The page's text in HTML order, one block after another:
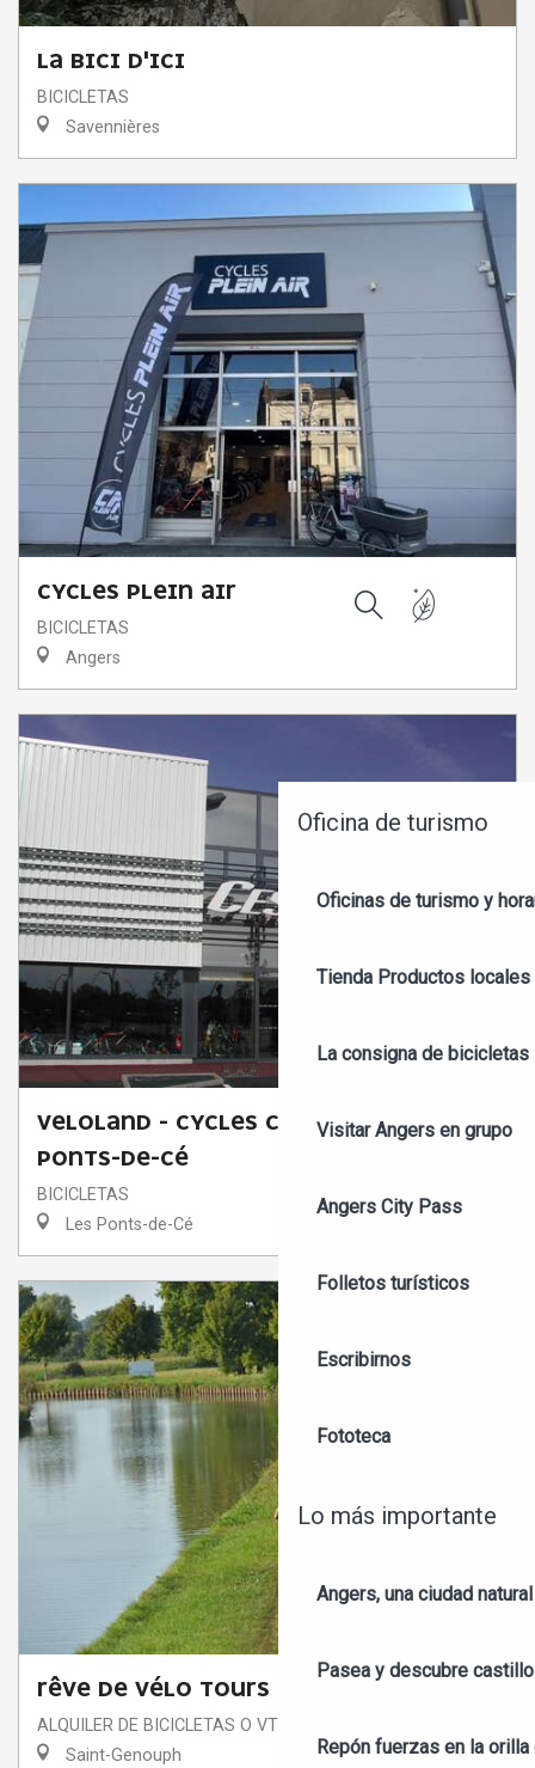
Oficina de turismo
Oficinas de turismo y
Tienda Productos
La consigna de bicicletas
Visitar Angers en grupo
Angers City Pass
Folletos turísticos
Escribirnos
Fototeca
Lo más importante
Angers, una ciudad natural
Pasea y descubre
Repón fuerzas en la orilla
LA BICI D'ICI
BICICLETAS
Savennières
CYCLES PLEIN AIR
BICICLETAS
Angers
VELOLAND - CYCLES CESBRON - LES
PONTS-DE-CÉ
BICICLETAS
Les Ponts-de-Cé
RÊVE DE VÉLO TOURS
ALQUILER DE BICICLETAS O VTT
Saint-Genouph